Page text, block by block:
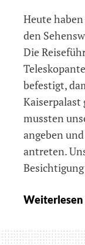
Heute
den
Die
befestigt,
Kaiserpalast
mussten
angeben
antreten.
Weiterlesen